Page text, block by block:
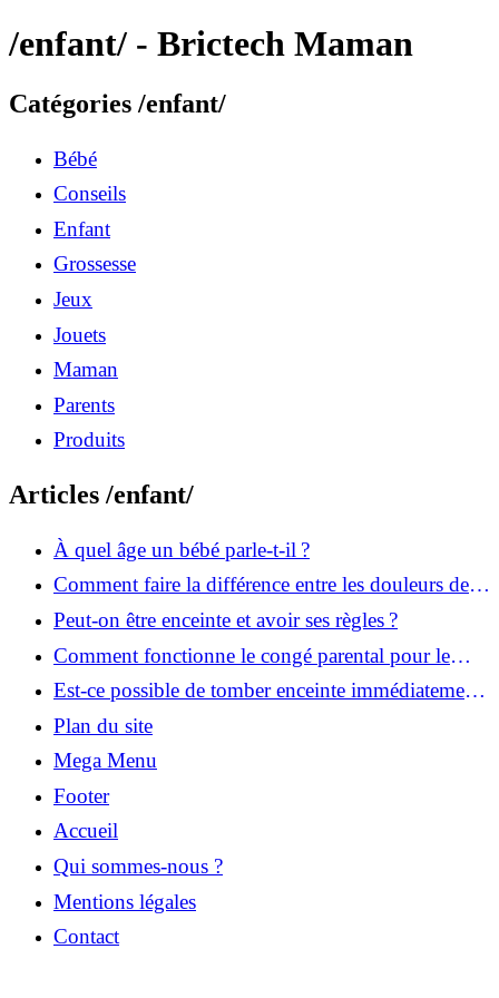
/enfant/ - Brictech Maman
Catégories /enfant/
Bébé
Conseils
Enfant
Grossesse
Jeux
Jouets
Maman
Parents
Produits
Articles /enfant/
À quel âge un bébé parle-t-il ?
Comment faire la différence entre les douleurs de
règles et les signes d’une grossesse ?
Peut-on être enceinte et avoir ses règles ?
Comment fonctionne le congé parental pour le
3ème bébé ?
Est-ce possible de tomber enceinte immédiatement
après une fausse couche ?
Plan du site
Mega Menu
Footer
Accueil
Qui sommes-nous ?
Mentions légales
Contact